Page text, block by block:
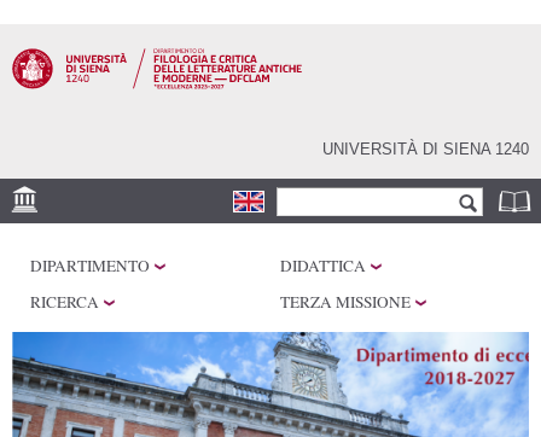
contenuto
principale
UNIVERSITÀ DI SIENA 1240
Form di ricerca
CENTRI DI RICERCA
BIBLIOTECHE E
ARCHIVI
DIPARTIMENTO
DIDATTICA
RICERCA
TERZA MISSIONE